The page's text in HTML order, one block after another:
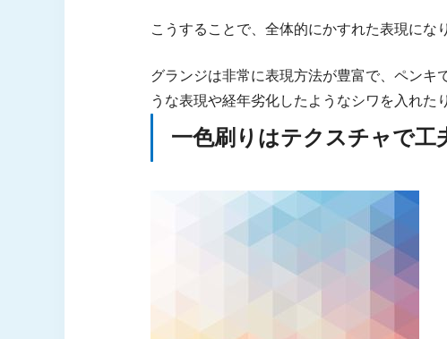
こうすることで、全体的にかすれた表現にな
グランジは非常に表現方法が豊富で、ペンキ
うな表現や経年劣化したようなシワを入れた
一色刷りはテクスチャで工